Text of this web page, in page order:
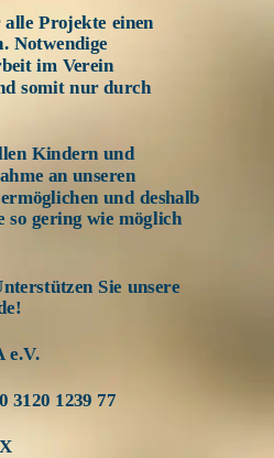
Projekte einen
Notwendige
im Verein
somit nur durch
Kindern und
an unseren
und deshalb
so gering wie möglich
Sie unsere
e.V.
3120 1239 77